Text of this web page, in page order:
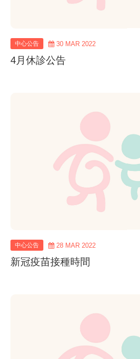
中心公告 30 MAR 2022
4月休診公告
view
more
中心公告 28 MAR 2022
新冠疫苗接種時間
view
more